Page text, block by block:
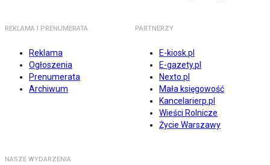
REKLAMA I PRENUMERATA
Reklama
Ogłoszenia
Prenumerata
Archiwum
PARTNERZY
E-kiosk.pl
E-gazety.pl
Nexto.pl
Mała księgowość
Kancelarierp.pl
Wieści Rolnicze
Życie Warszawy
NASZE WYDARZENIA